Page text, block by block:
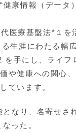
康情報（データ
医療基盤法*１を
生涯にわたる幅
を手にし、ライフ
や健康への関心
ています。
なり、名寄せさ
った。